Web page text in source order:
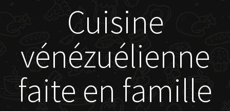
Cuisine
vénézuélienne
faite en famille